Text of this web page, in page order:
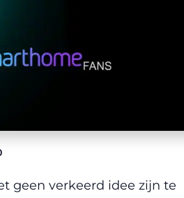
geen verkeerd idee zijn te